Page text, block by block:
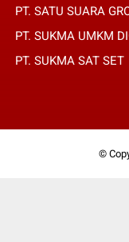
PT. SATU SUARA
PT. SUKMA UMKM
PT. SUKMA SAT SET
©